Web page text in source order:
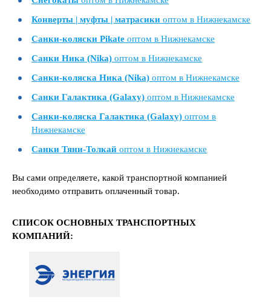
Конверты | муфты | матрасики оптом в Нижнекамске
Санки-коляски Pikate оптом в Нижнекамске
Санки Ника (Nika) оптом в Нижнекамске
Санки-коляска Ника (Nika) оптом в Нижнекамске
Санки Галактика (Galaxy) оптом в Нижнекамске
Санки-коляска Галактика (Galaxy) оптом в
Нижнекамске
Санки Тяни-Толкай оптом в Нижнекамске
Вы сами определяете, какой транспортной компанией
необходимо отправить оплаченный товар.
СПИСОК ОСНОВНЫХ ТРАНСПОРТНЫХ
КОМПАНИЙ: